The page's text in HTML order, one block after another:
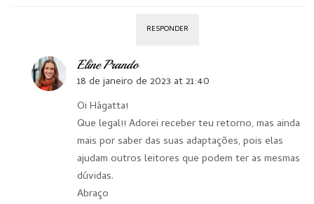
RESPONDER
Eline Prando
18 de janeiro de 2023 at 21:40
Oi Hágatta!
Que legal!! Adorei receber teu retorno, mas ainda
mais por saber das suas adaptações, pois elas
ajudam outros leitores que podem ter as mesmas
dúvidas.
Abraço